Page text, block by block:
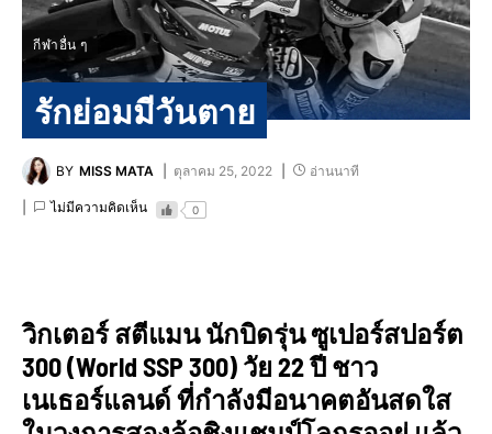
กีฬาอื่น ๆ
รักย่อมมีวันตาย
BY MISS MATA ตุลาคม 25, 2022 อ่านนาที
ไม่มีความคิดเห็น 0
วิกเตอร์​ สตีแมน นักบิดรุ่น ซูเปอร์​สปอร์ต​
300 (World SSP 300) วัย 22 ปี ชาว
เนเธอร์แลนด์​ ที่กำลังมีอนาคตอันสดใส